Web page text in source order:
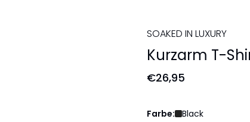
SOAKED IN LUXURY
Kurzarm T-
€26,95
Farbe: Black